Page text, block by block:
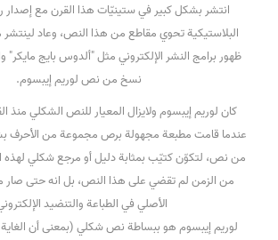
انتشر بشكل كبير في ستينيّات هذا القرن مع إصدار
البلاستيكية تحوي مقاطع من هذا النص، وعاد
ظهور برامج النشر الإلكتروني مثل "ألدوس بايج
نسخ من نص لوريم إيبسوم.
كان لوريم إيبسوم ولايزال المعيار للنص الشكلي
عندما قامت مطبعة مجهولة برص مجموعة من الأحرف
من نص، لتكوّن كتيّب بمثابة دليل أو مرجع شكلي
من الزمن لم تقضي على هذا النص، بل انه حتى
الأصلي في الطباعة والتنضيد
لوريم إيبسوم هو ببساطة نص شكلي (بمعنى أن